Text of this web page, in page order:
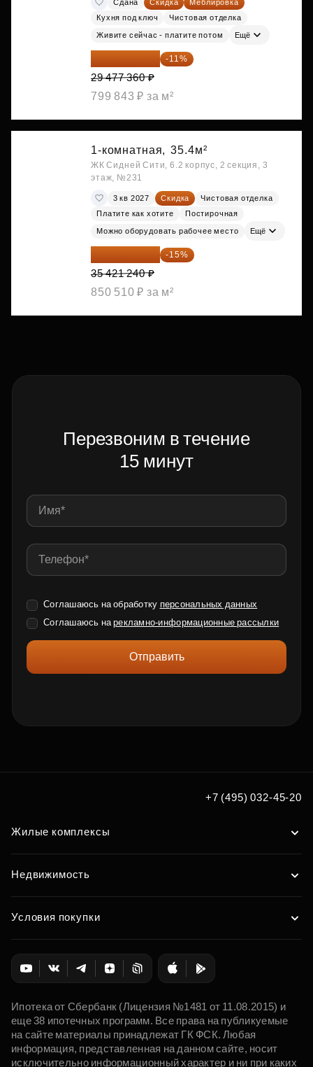
Сдана Скидка
Меблировка
Кухня под ключ
Чистовая отделка
Живите сейчас - платите потом Ещё
26 234 850 ₽ -11%
29 477 360 ₽
799 843 ₽ за м²
1-комнатная, 35.4м²
ЖК Сидней Сити, 6.2 корпус, 2 секция, 3
этаж, №231
3 кв 2027 Скидка
Чистовая отделка
Платите как хотите
Постирочная
Можно оборудовать рабочее место Ещё
30 108 054 ₽ -15%
35 421 240 ₽
850 510 ₽ за м²
Перезвоним в течение
15 минут
Соглашаюсь на обработку персональных данных
Соглашаюсь нарекламно-информационные рассылки
Отправить
+7 (495) 032-45-20
Жилые комплексы
Недвижимость
Условия покупки
Ипотека от Сбербанк (Лицензия №1481 от 11.08.2015) и
еще 38 ипотечных программ. Все права на публикуемые
на сайте материалы принадлежат ГК ФСК. Любая
информация, представленная на данном сайте, носит
исключительно информационный характер и ни при каких